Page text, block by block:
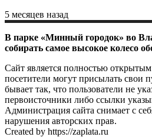
5 месяцев назад
В парке «Минный городок» во
собирать самое высокое колесо
Сайт является полностью открытым
посетители могут присылать свои
бывает так, что пользователи не
первоисточники либо ссылки
Администрация сайта снимает с
нарушения авторских прав.
Created by https://zaplata.ru